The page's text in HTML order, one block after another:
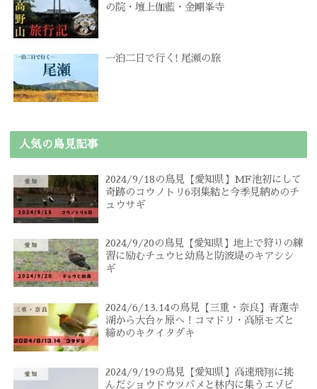
の院・壇上伽藍・金剛峯寺
一泊二日で行く! 尾瀬の旅
人気の鳥見記事
2024/9/18の鳥見【愛知県】MF池初にして
奇跡のコウノトリ6羽集結と今季見納めのチ
ュウサギ
2024/9/20の鳥見【愛知県】地上で狩りの練
習に励むチュウヒ幼鳥と防波堤のキアシシ
ギ
2024/6/13,14の鳥見【三重・奈良】青蓮寺
湖から大台ヶ原へ！コマドリ・高原モズと
締めのキクイタダキ
2024/9/19の鳥見【愛知県】高速飛翔に挑
んだショウドウツバメと林内に集うエゾビ